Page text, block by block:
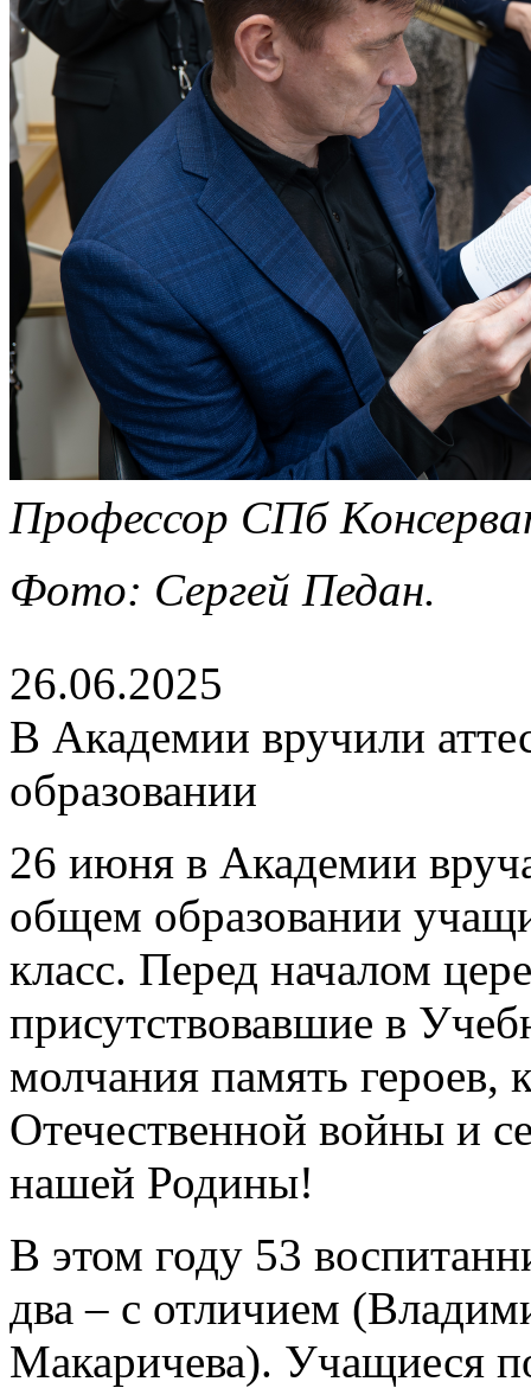
Профессор СПб
Фото: Сергей Педан.
26.06.2025
В Академии вручили
образовании
26 июня в Академии
общем образовании
класс. Перед началом
присутствовавшие в
молчания память героев,
Отечественной войны и
нашей Родины!
В этом году 53
два – с отличием
Макаричева). Учащиеся